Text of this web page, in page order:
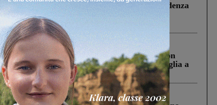
Piscina di Figline finanziata oltre la scadenza
Pnrr, il gruppo di Fratelli d’Italia: “Un
ringraziamento al Governo”
Cronaca 3 Agosto 2026
Scomparso da una struttura di Castiglion
Fiorentino l’uomo che aveva ucciso la figlia a
Levane nel 2020
Cronaca 4 Agosto 2026